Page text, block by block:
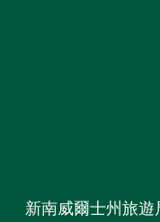
新南威爾士州旅